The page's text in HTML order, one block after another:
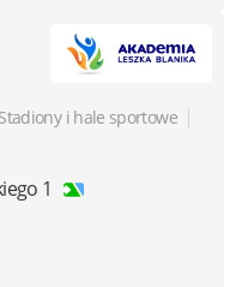
Stadiony i hale sportowe |
1